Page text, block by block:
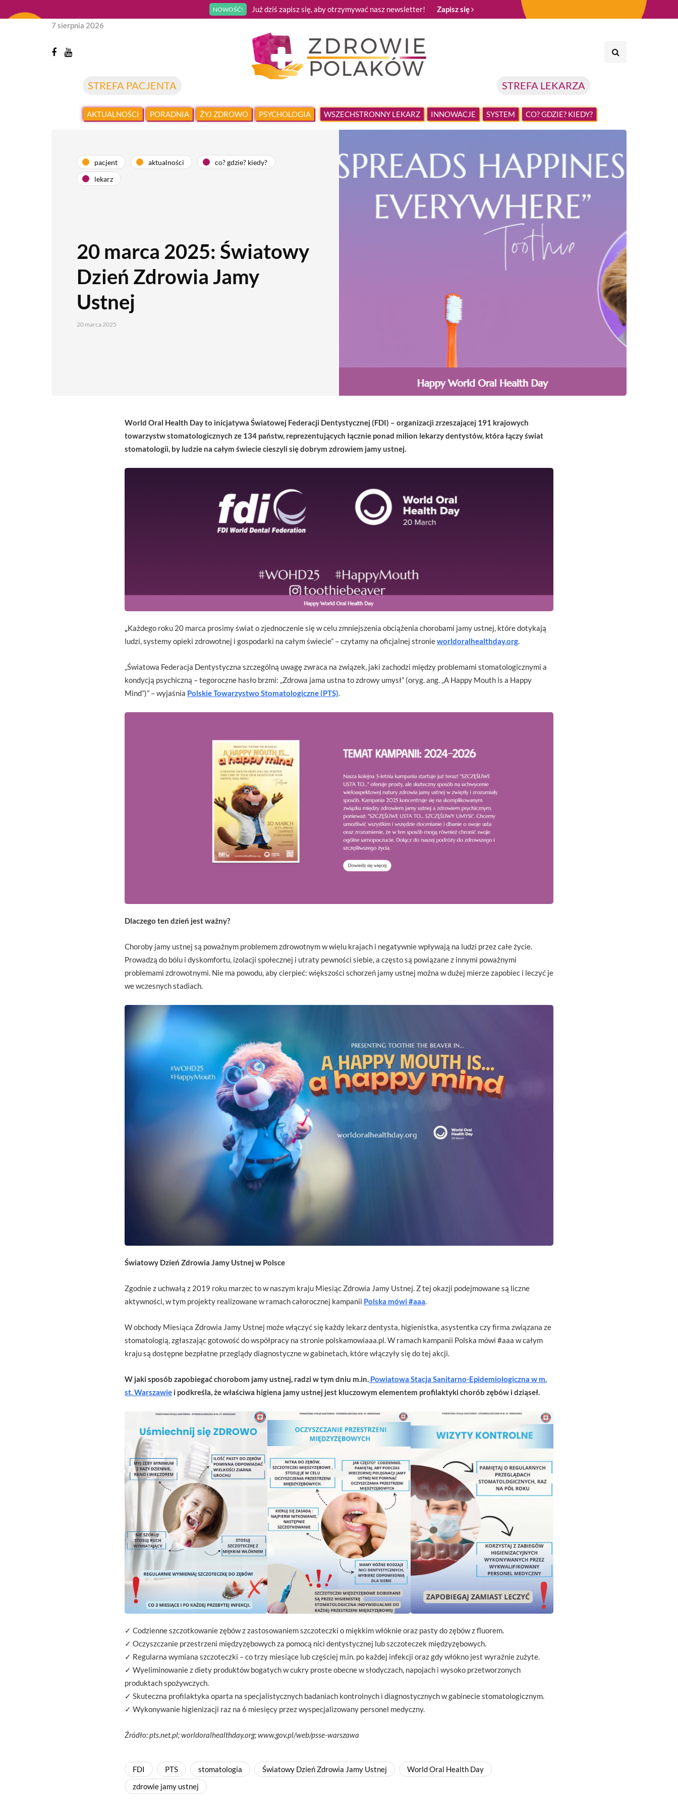
NOWOŚĆ! Już dziś zapisz się, aby otrzymywać nasz newsletter! Zapisz się
STREFA PACJENTA STREFA LEKARZA
7 sierpnia 2026
AKTUALNOŚCI PORADNIA ŻYJ ZDROWO PSYCHOLOGIA WSZECHSTRONNY LEKARZ INNOWACJE SYSTEM CO? GDZIE? KIEDY?
pacjent aktualności
co? gdzie? kiedy?
lekarz
20 marca 2025: Światowy
Dzień Zdrowia Jamy
Ustnej
20 marca 2025
World Oral Health Day to inicjatywa Światowej Federacji Dentystycznej (FDI) – organizacji zrzeszającej 191 krajowych
towarzystw stomatologicznych ze 134 państw, reprezentujących łącznie ponad milion lekarzy dentystów, która łączy świat
stomatologii, by ludzie na całym świecie cieszyli się dobrym zdrowiem jamy ustnej.
„Każdego roku 20 marca prosimy świat o zjednoczenie się w celu zmniejszenia obciążenia chorobami jamy ustnej, które dotykają
ludzi, systemy opieki zdrowotnej i gospodarki na całym świecie” – czytamy na oficjalnej stronieworldoralhealthday.org.
„Światowa Federacja Dentystyczna szczególną uwagę zwraca na związek, jaki zachodzi między problemami stomatologicznymi a
kondycją psychiczną – tegoroczne hasło brzmi: „Zdrowa jama ustna to zdrowy umysł” (oryg. ang. „A Happy Mouth is a Happy
Mind”)” – wyjaśnia Polskie Towarzystwo Stomatologiczne (PTS).
Dlaczego ten dzień jest ważny?
Choroby jamy ustnej są poważnym problemem zdrowotnym w wielu krajach i negatywnie wpływają na ludzi przez całe życie.
Prowadzą do bólu i dyskomfortu, izolacji społecznej i utraty pewności siebie, a często są powiązane z innymi poważnymi
problemami zdrowotnymi. Nie ma powodu, aby cierpieć: większości schorzeń jamy ustnej można w dużej mierze zapobiec i leczyć je
we wczesnych stadiach.
Światowy Dzień Zdrowia Jamy Ustnej w Polsce
Zgodnie z uchwałą z 2019 roku marzec to w naszym kraju Miesiąc Zdrowia Jamy Ustnej. Z tej okazji podejmowane są liczne
aktywności, w tym projekty realizowane w ramach całorocznej kampanii Polska mówi #aaa.
W obchody Miesiąca Zdrowia Jamy Ustnej może włączyć się każdy lekarz dentysta, higienistka, asystentka czy firma związana ze
stomatologią, zgłaszając gotowość do współpracy na stronie polskamowiaaa.pl. W ramach kampanii Polska mówi #aaa w całym
kraju są dostępne bezpłatne przeglądy diagnostyczne w gabinetach, które włączyły się do tej akcji.
W jaki sposób zapobiegać chorobom jamy ustnej, radzi w tym dniu m.in. Powiatowa Stacja Sanitarno-Epidemiologiczna w m.
st. Warszawie i podkreśla, że właściwa higiena jamy ustnej jest kluczowym elementem profilaktyki chorób zębów i dziąseł.
✓ Codzienne szczotkowanie zębów z zastosowaniem szczoteczki o miękkim włóknie oraz pasty do zębów z fluorem.
✓ Oczyszczanie przestrzeni międzyzębowych za pomocą nici dentystycznej lub szczoteczek międzyzębowych.
✓ Regularna wymiana szczoteczki – co trzy miesiące lub częściej m.in. po każdej infekcji oraz gdy włókno jest wyraźnie zużyte.
✓ Wyeliminowanie z diety produktów bogatych w cukry proste obecne w słodyczach, napojach i wysoko przetworzonych
produktach spożywczych.
✓ Skuteczna profilaktyka oparta na specjalistycznych badaniach kontrolnych i diagnostycznych w gabinecie stomatologicznym.
✓ Wykonywanie higienizacji raz na 6 miesięcy przez wyspecjalizowany personel medyczny.
Źródło: pts.net.pl; worldoralhealthday.org; www.gov.pl/web/psse-warszawa
FDI PTS stomatologia Światowy Dzień Zdrowia Jamy Ustnej
World Oral Health Day
zdrowie jamy ustnej